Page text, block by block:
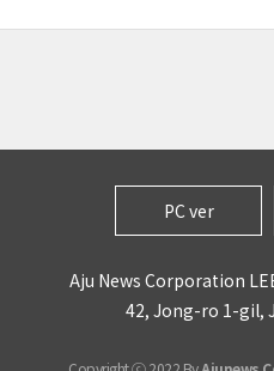
PC ver
Aju News Corporation
42, Jong-ro 1-gil,